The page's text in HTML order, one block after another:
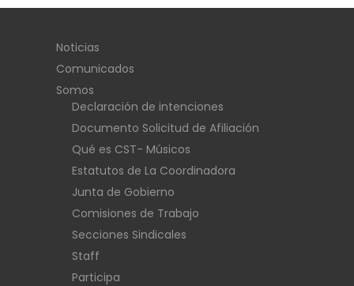
Noticias
Comunicados
Somos
Declaración de intenciones
Documento Solicitud de Afiliación
Qué es CST- Músicos
Estatutos de La Coordinadora
Junta de Gobierno
Comisiones de Trabajo
Secciones Sindicales
Staff
Participa